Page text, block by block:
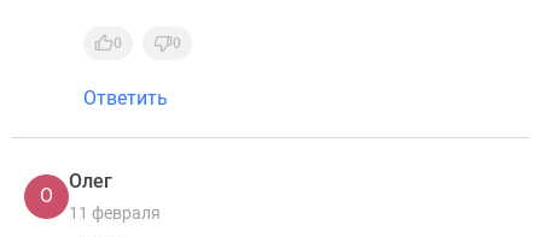
0 0
Ответить
О
Олег
11 февраля